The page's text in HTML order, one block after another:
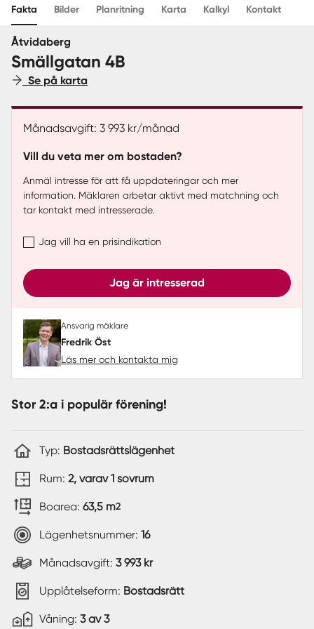
Sverige
Fakta Bilder Planritning Karta Kalkyl Kontakt
Åtvidaberg
Smällgatan 4B
Se på karta
Månadsavgift: 3 993 kr/månad
Vill du veta mer om bostaden?
Anmäl intresse för att få uppdateringar och mer
information. Mäklaren arbetar aktivt med matchning och
tar kontakt med intresserade.
Jag vill ha en prisindikation
Jag är intresserad
Ansvarig mäklare
Fredrik Öst
Läs mer och kontakta mig
Stor 2:a i populär förening!
Typ: Bostadsrättslägenhet
Rum: 2, varav 1 sovrum
Boarea: 63,5 m2
Lägenhetsnummer: 16
Månadsavgift: 3 993 kr
Upplåtelseform: Bostadsrätt
Våning: 3 av 3